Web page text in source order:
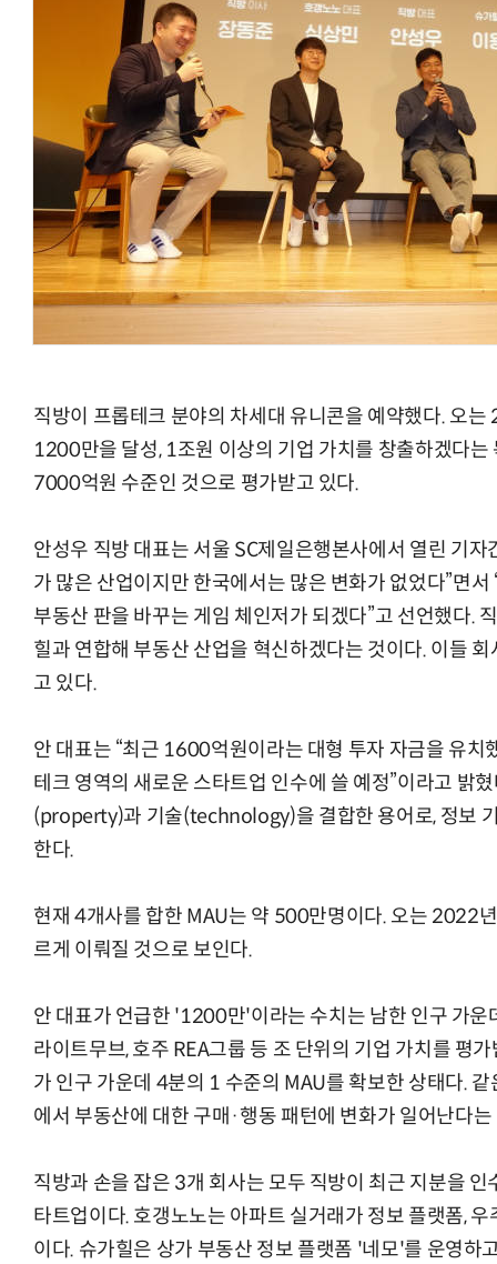
직방이 프롭테크 분야의 차세대 유니콘을 예약했다. 오
1200만을 달성, 1조원 이상의 기업 가치를 창출하겠다는
7000억원 수준인 것으로 평가받고 있다.
안성우 직방 대표는 서울 SC제일은행본사에서 열린 기
가 많은 산업이지만 한국에서는 많은 변화가 없었다”면
부동산 판을 바꾸는 게임 체인저가 되겠다”고 선언했다.
힐과 연합해 부동산 산업을 혁신하겠다는 것이다. 이들
고 있다.
안 대표는 “최근 1600억원이라는 대형 투자 자금을 유치
테크 영역의 새로운 스타트업 인수에 쓸 예정”이라고 밝
(property)과 기술(technology)을 결합한 용어로, 정보
한다.
현재 4개사를 합한 MAU는 약 500만명이다. 오는 2022
르게 이뤄질 것으로 보인다.
안 대표가 언급한 '1200만'이라는 수치는 남한 인구 가운
라이트무브, 호주 REA그룹 등 조 단위의 기업 가치를 평
가 인구 가운데 4분의 1 수준의 MAU를 확보한 상태다.
에서 부동산에 대한 구매·행동 패턴에 변화가 일어난다
직방과 손을 잡은 3개 회사는 모두 직방이 최근 지분을
타트업이다. 호갱노노는 아파트 실거래가 정보 플랫폼,
이다. 슈가힐은 상가 부동산 정보 플랫폼 '네모'를 운영하